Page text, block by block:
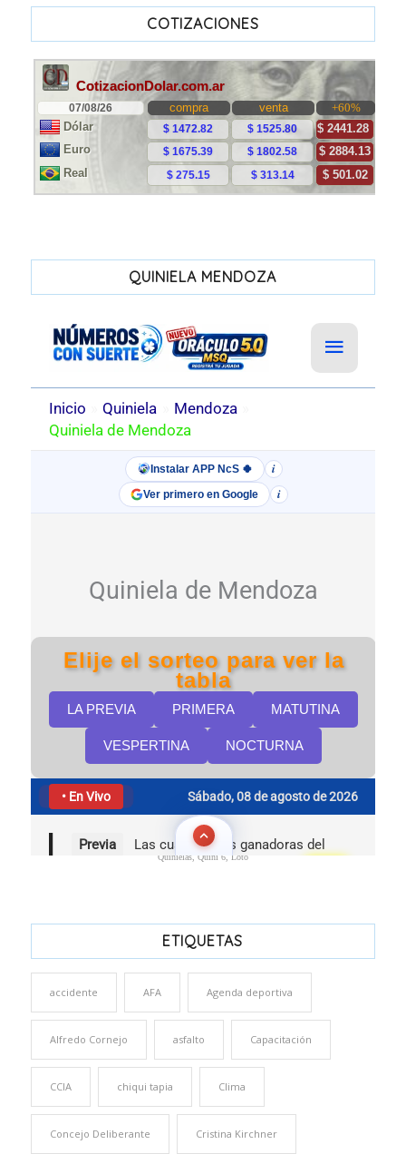
COTIZACIONES
QUINIELA MENDOZA
Quinielas, Quini 6, Loto
ETIQUETAS
accidente AFA Agenda deportiva
Alfredo Cornejo asfalto Capacitación
CCIA chiqui tapia Clima
Concejo Deliberante Cristina Kirchner